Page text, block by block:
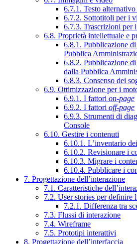
6.7.1. Testo
6.7.2. Sottotitoli per i
6.7.3. Trascrizioni per
6.8. Proprietà intellettuale e
6.8.1. Pubblicazione
Pubblica
6.8.2. Pubblicazione
dalla Pubblica
6.8.3. Consenso dei
6.9. Ottimizzazione per i
6.9.1. I fattori on-page
6.9.2. I fattori off-page
6.9.3. Strumenti di
Console
6.10. Gestire i contenuti
6.10.1. L’inventario
6.10.2. Revisionare i
6.10.3. Migrare i
6.10.4. Pubblicare i
7. Progettazione dell’interazione
7.1. Caratteristiche
7.2. User stories per definire
7.2.1. Differenza tra
7.3. Flussi di interazione
7.4. Wireframe
7.5. Prototipi interattivi
8. Progettazione dell’interfaccia